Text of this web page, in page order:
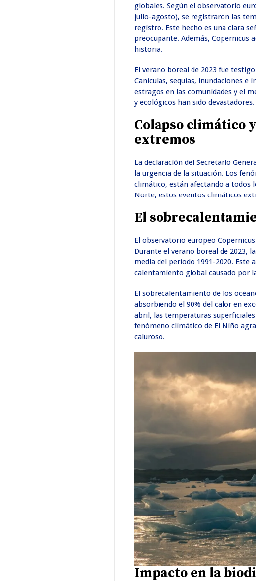
globales. Según el observatorio
julio-agosto), se registraron las
registro. Este hecho es una clara
preocupante. Además, Copernicus
historia.
El verano boreal de 2023 fue
Canículas, sequías, inundaciones
estragos en las comunidades y el
y ecológicos han sido devastadores.
Colapso climático
extremos
La declaración del Secretario
la urgencia de la situación. Los
climático, están afectando a todos
Norte, estos eventos climáticos
El
El observatorio europeo
Durante el verano boreal de 2023,
media del período 1991-2020.
calentamiento global causado por
El sobrecalentamiento de los
absorbiendo el 90% del calor en
abril, las temperaturas
fenómeno climático de El Niño
caluroso.
Impacto en la